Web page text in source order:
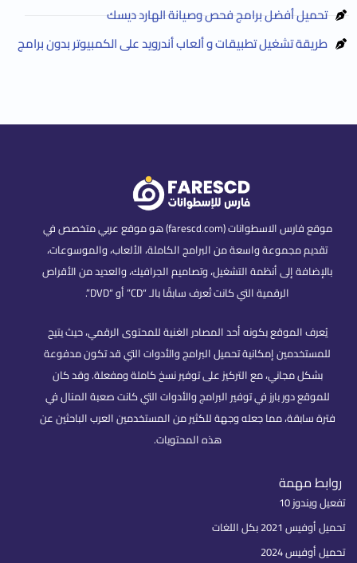
تحميل أفضل برامج فحص وصيانة الهارد ديسك
طريقة تشغيل تطبيقات و ألعاب أندرويد على الكمبيوتر بدون برامج
موقع فارس الاسطوانات (farescd.com) هو موقع عربي متخصص في
تقديم مجموعة واسعة من البرامج الكاملة، الألعاب، والموسوعات،
بالإضافة إلى أنظمة التشغيل، وتصاميم الجرافيك، والعديد من الأقراص
الرقمية التي كانت تُعرف سابقًا بالـ “CD” أو “DVD”.
يُعرف الموقع بكونه أحد المصادر الغنية للمحتوى الرقمي، حيث يتيح
للمستخدمين إمكانية تحميل البرامج والأدوات التي قد تكون مدفوعة
بشكل مجاني، مع التركيز على توفير نسخ كاملة ومفعلة. وقد كان
للموقع دور بارز في توفير البرامج والأدوات التي كانت صعبة المنال في
فترة سابقة، مما جعله وجهة للكثير من المستخدمين العرب الباحثين عن
هذه المحتويات.
روابط مهمة
تفعيل ويندوز 10
تحميل أوفيس 2021 بكل اللغات
تحميل أوفيس 2024